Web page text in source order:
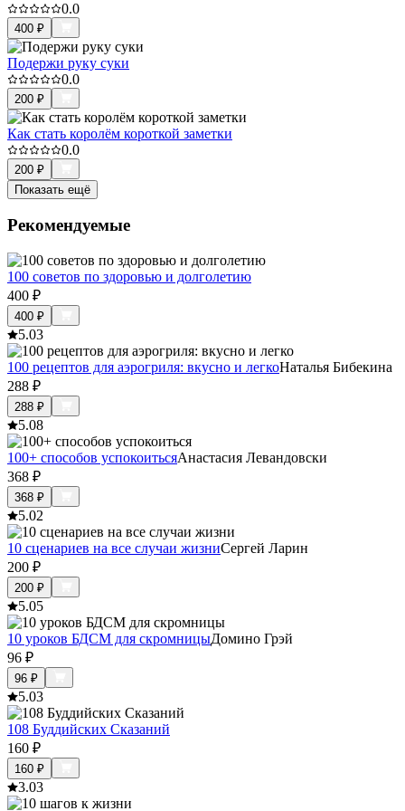
0.0
400 ₽
Подержи руку суки
0.0
200 ₽
Как стать королём короткой заметки
0.0
200 ₽
Показать ещё
Рекомендуемые
100 советов по здоровью и долголетию
400 ₽
400 ₽
5.03
100 рецептов для аэрогриля: вкусно и легкоНаталья Бибекина
288 ₽
288 ₽
5.08
100+ способов успокоитьсяАнастасия Левандовски
368 ₽
368 ₽
5.02
10 сценариев на все случаи жизниСергей Ларин
200 ₽
200 ₽
5.05
10 уроков БДСМ для скромницыДомино Грэй
96 ₽
96 ₽
5.03
108 Буддийских Сказаний
160 ₽
160 ₽
3.03